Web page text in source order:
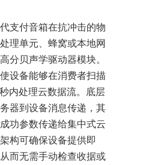
支付音箱在抗冲击的物
理单元、蜂窝或本地网
分贝声学驱动器模块。
设备能够在消费者扫描
内处理云数据流。底层
器到设备消息传递，其
功参数传递给集中式云
构可确保设备提供即
而无需手动检查收据或